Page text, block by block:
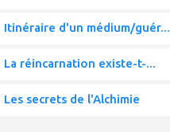
Itinéraire d'un médium/guér...
La réincarnation existe-t-...
Les secrets de l'Alchimie